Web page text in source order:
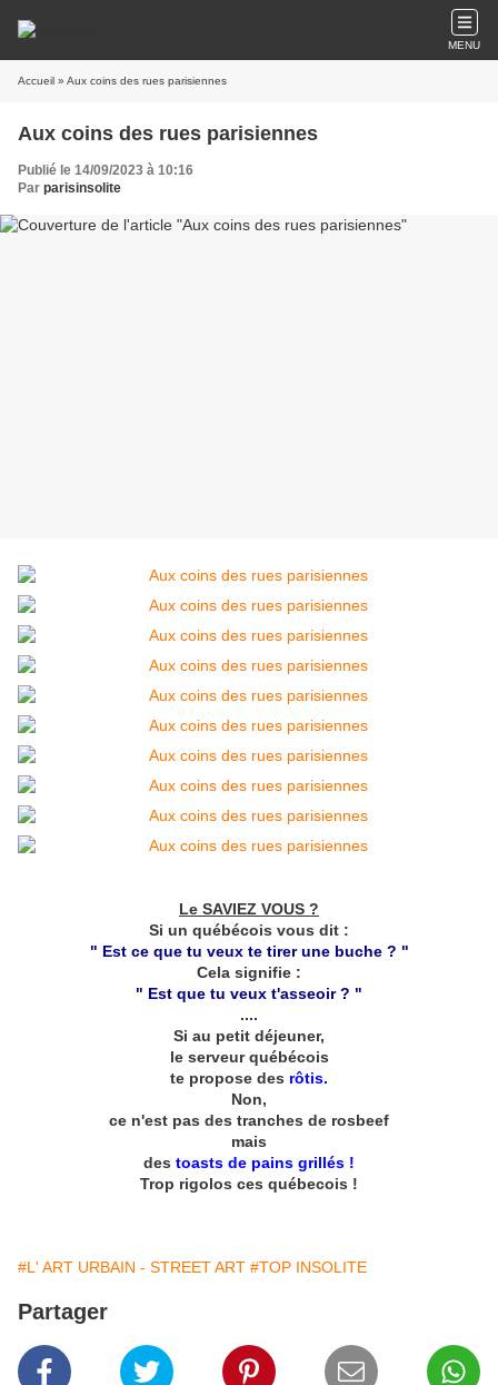
MENU
Accueil » Aux coins des rues parisiennes
Aux coins des rues parisiennes
Publié le 14/09/2023 à 10:16
Par parisinsolite
Le SAVIEZ VOUS ?
Si un québécois vous dit :
" Est ce que tu veux te tirer une buche ? "
Cela signifie :
" Est que tu veux t'asseoir ? "
....
Si au petit déjeuner,
le serveur québécois
te propose des rôtis.
Non,
ce n'est pas des tranches de rosbeef
mais
des toasts de pains grillés !
Trop rigolos ces québecois !
#L' ART URBAIN - STREET ART #TOP INSOLITE
Partager